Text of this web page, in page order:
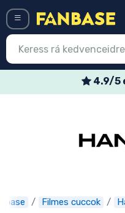
4.9/5
Filmes cuccok
Legújabb cuccok
Express szállítás